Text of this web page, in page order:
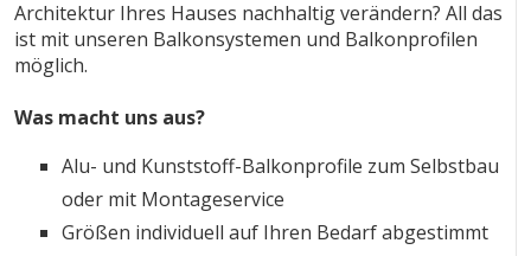
Architektur Ihres Hauses nachhaltig verändern? All das
ist mit unseren Balkonsystemen und Balkonprofilen
möglich.
Was macht uns aus?
Alu- und Kunststoff-Balkonprofile zum Selbstbau
oder mit Montageservice
Größen individuell auf Ihren Bedarf abgestimmt